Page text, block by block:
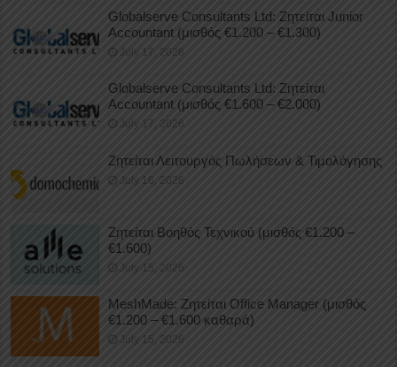
Globalserve Consultants Ltd: Ζητείται Junior
Accountant (μισθός €1.200 – €1.300)
July 17, 2026
Globalserve Consultants Ltd: Ζητείται
Accountant (μισθός €1.600 – €2.000)
July 17, 2026
Ζητείται Λειτουργός Πωλήσεων & Τιμολόγησης
July 16, 2026
Ζητείται Βοηθός Τεχνικού (μισθός €1.200 –
€1.600)
July 15, 2026
MeshMade: Ζητείται Office Manager (μισθός
€1.200 – €1.600 καθαρά)
July 15, 2026